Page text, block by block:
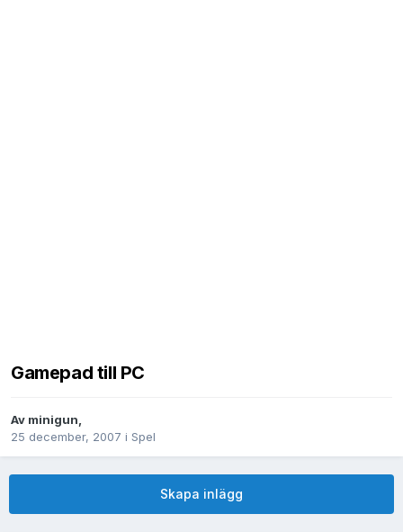
Gamepad till PC
Av minigun,
25 december, 2007 i Spel
Skapa inlägg